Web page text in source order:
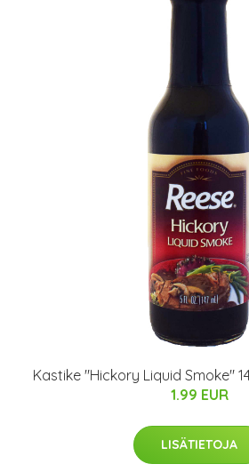
Kastike "Hickory Liquid Smoke"
1.99 EUR
LISÄTIETOJA